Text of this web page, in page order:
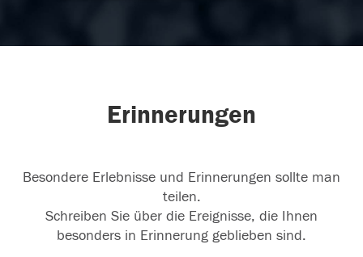
Erinnerungen
Besondere Erlebnisse und Erinnerungen sollte man
teilen.
Schreiben Sie über die Ereignisse, die Ihnen
besonders in Erinnerung geblieben sind.